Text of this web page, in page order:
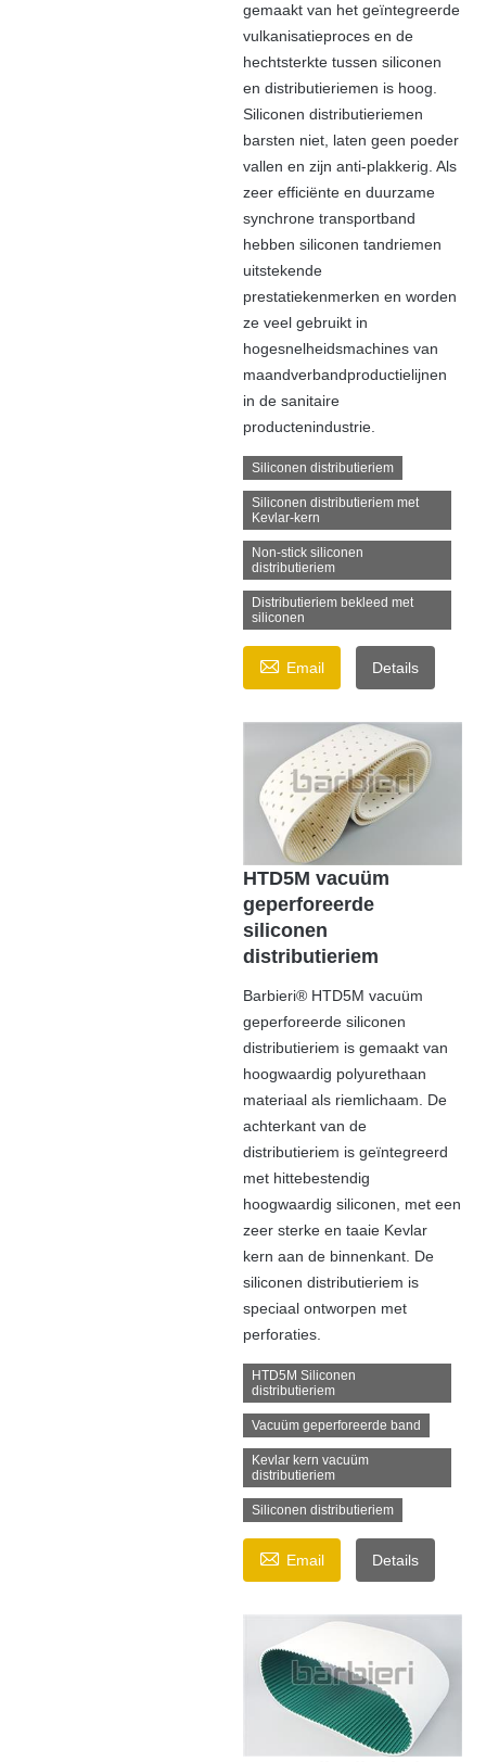
gemaakt van het geïntegreerde
vulkanisatieproces en de
hechtsterkte tussen siliconen
en distributieriemen is hoog.
Siliconen distributieriemen
barsten niet, laten geen poeder
vallen en zijn anti-plakkerig. Als
zeer efficiënte en duurzame
synchrone transportband
hebben siliconen tandriemen
uitstekende
prestatiekenmerken en worden
ze veel gebruikt in
hogesnelheidsmachines van
maandverbandproductielijnen
in de sanitaire
productenindustrie.
Siliconen distributieriem
Siliconen distributieriem met
Kevlar-kern
Non-stick siliconen
distributieriem
Distributieriem bekleed met
siliconen
 Email Details
HTD5M vacuüm
geperforeerde
siliconen
distributieriem
Barbieri® HTD5M vacuüm
geperforeerde siliconen
distributieriem is gemaakt van
hoogwaardig polyurethaan
materiaal als riemlichaam. De
achterkant van de
distributieriem is geïntegreerd
met hittebestendig
hoogwaardig siliconen, met een
zeer sterke en taaie Kevlar
kern aan de binnenkant. De
siliconen distributieriem is
speciaal ontworpen met
perforaties.
HTD5M Siliconen
distributieriem
Vacuüm geperforeerde band
Kevlar kern vacuüm
distributieriem
Siliconen distributieriem
 Email Details